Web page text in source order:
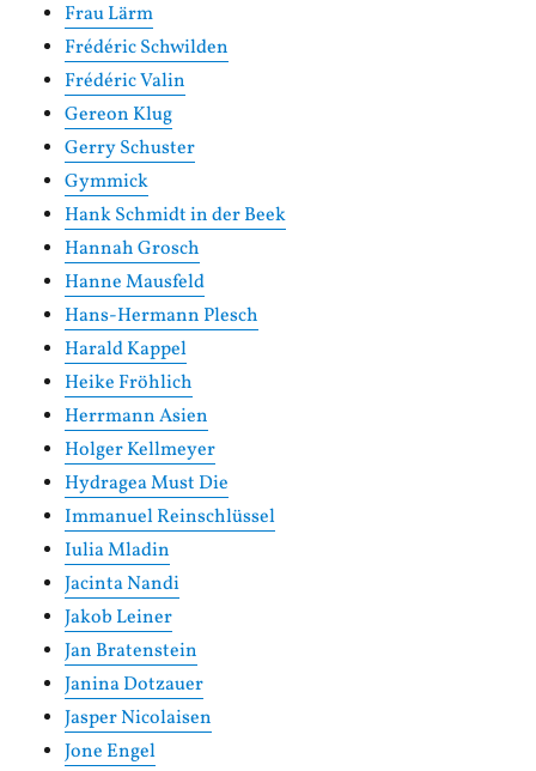
Frau Lärm
Frédéric Schwilden
Frédéric Valin
Gereon Klug
Gerry Schuster
Gymmick
Hank Schmidt in der Beek
Hannah Grosch
Hanne Mausfeld
Hans-Hermann Plesch
Harald Kappel
Heike Fröhlich
Herrmann Asien
Holger Kellmeyer
Hydragea Must Die
Immanuel Reinschlüssel
Iulia Mladin
Jacinta Nandi
Jakob Leiner
Jan Bratenstein
Janina Dotzauer
Jasper Nicolaisen
Jone Engel